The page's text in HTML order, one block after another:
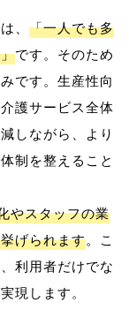
、 「一人でも多
です。そのため
です。生産性向
護サービス全体
しながら、より
制を整えること
やスタッフの業
げられます。こ
利用者だけでな
現します。